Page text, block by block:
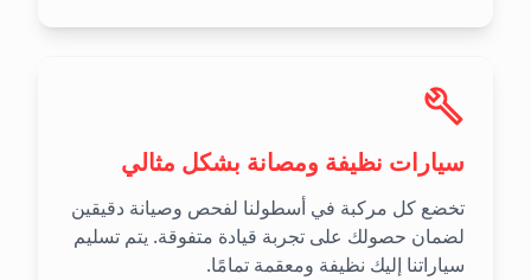
سيارات نظيفة ومصانة بشكل مثالي
تخضع كل مركبة في أسطولنا لفحص وصيانة دقيقين
لضمان حصولك على تجربة قيادة متفوقة. يتم تسليم
سياراتنا إليك نظيفة ومعقمة تمامًا.